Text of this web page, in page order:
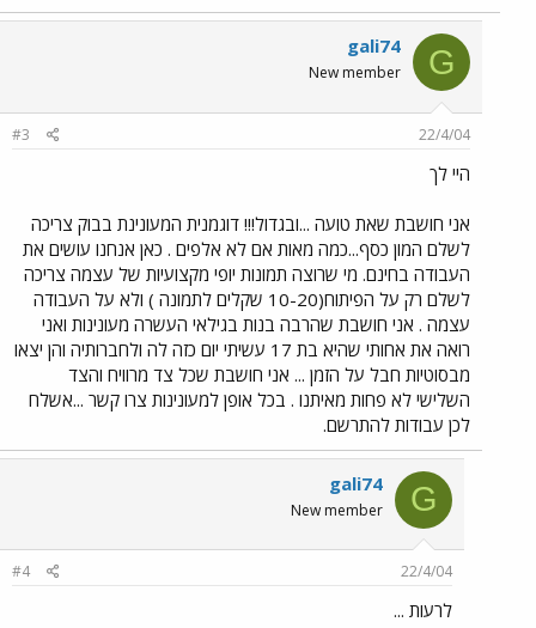
G
gali74
New member
22/4/04
#3
היי לך
אני חושבת שאת טועה ...ובגדול!!! דוגמנית המעונינת בבוק צריכה
לשלם המון כסף...כמה מאות אם לא אלפים . כאן אנחנו עושים את
העבודה בחינם. מי שרוצה תמונות יופי מקצועיות של עצמה צריכה
לשלם רק על הפיתוח(10-20 שקלים לתמונה ) ולא על העבודה
עצמה . אני חושבת שהרבה בנות בגילאי העשרה מעונינות ואני
רואה את אחותי שהיא בת 17 עשיתי יום כזה לה ולחברותיה והן יצאו
מבסוטיות חבל על הזמן ... אני חושבת שכל צד מרוויח והצד
השלישי לא פחות מאיתנו . בכל אופן למעונינות צרו קשר ...אשלח
לכן עבודות להתרשם.
G
gali74
New member
22/4/04
#4
לרעות ...